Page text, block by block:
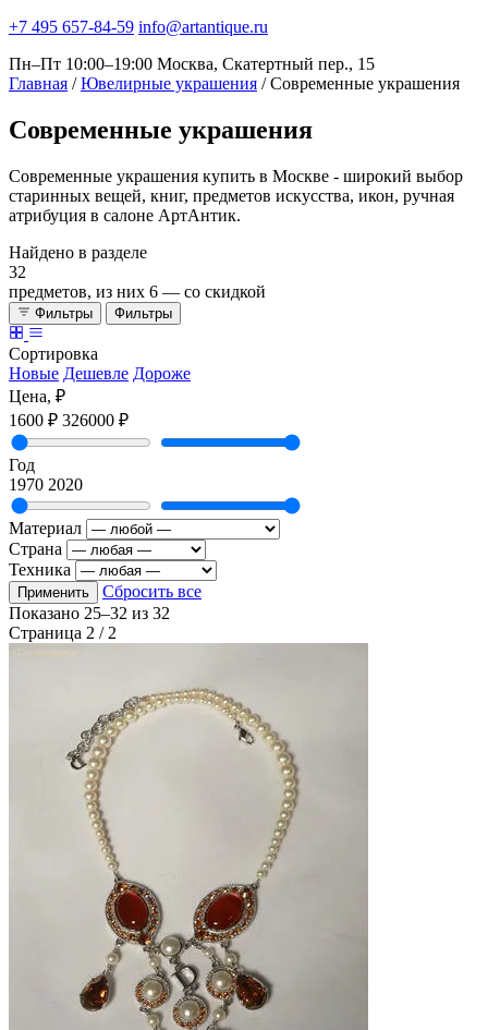
+7 495 657-84-59 info@artantique.ru
Пн–Пт 10:00–19:00 Москва, Скатертный пер., 15
Главная / Ювелирные украшения / Современные украшения
Современные украшения
Современные украшения купить в Москве - широкий выбор
старинных вещей, книг, предметов искусства, икон, ручная
атрибуция в салоне АртАнтик.
Найдено в разделе
32
предметов, из них 6 — со скидкой
Фильтры Фильтры
Сортировка
Новые Дешевле Дороже
Цена, ₽
1600 ₽ 326000 ₽
Год
1970 2020
Материал
Страна
Техника
Применить
Сбросить все
Показано 25–32 из 32
Страница 2 / 2